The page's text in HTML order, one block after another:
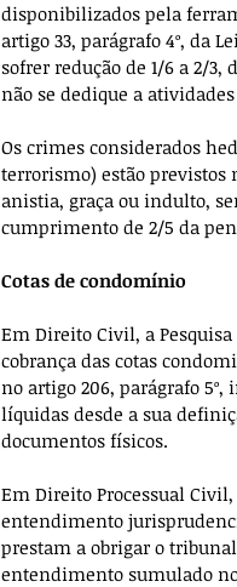
disponibilizados pela
artigo 33, parágrafo 4º, da
sofrer redução de 1/6 a 2/
não se dedique a
Os crimes considerados
terrorismo) estão previstos
anistia, graça ou indulto,
cumprimento de 2/5 da
Cotas de condomínio
Em Direito Civil, a
cobrança das cotas
no artigo 206, parágrafo 5º,
líquidas desde a sua
documentos físicos.
Em Direito Processual
entendimento
prestam a obrigar o
entendimento sumulado